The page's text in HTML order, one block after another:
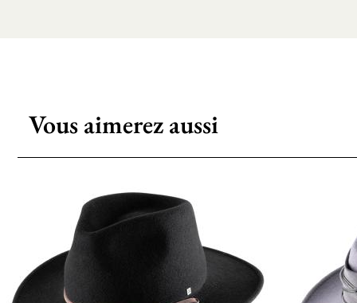
Vous aimerez aussi